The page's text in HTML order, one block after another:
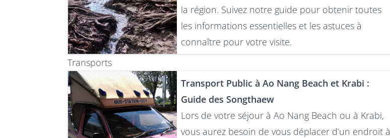
la région. Suivez notre guide pour obtenir toutes
les informations essentielles et les astuces à
connaître pour votre visite.
Transports
Transport Public à Ao Nang Beach et Krabi :
Guide des Songthaew
Lors de votre séjour à Ao Nang Beach ou à Krabi,
vous aurez besoin de vous déplacer d’un endroit à